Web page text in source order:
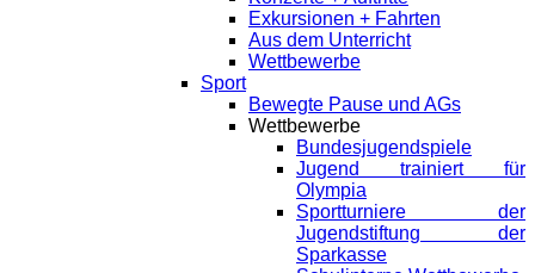
Exkursionen + Fahrten
Aus dem Unterricht
Wettbewerbe
Sport
Bewegte Pause und AGs
Wettbewerbe
Bundesjugendspiele
Jugend trainiert für
Olympia
Sportturniere der
Jugendstiftung der
Sparkasse